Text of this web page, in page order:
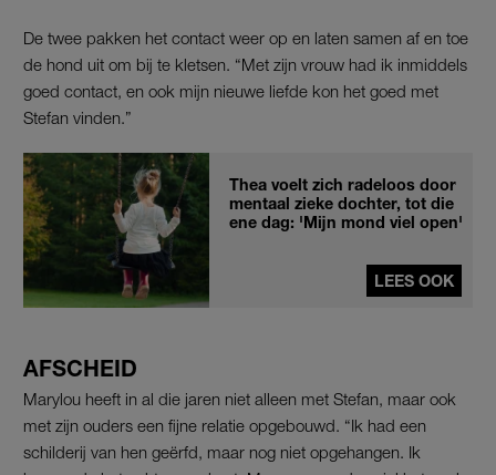
De twee pakken het contact weer op en laten samen af en toe
de hond uit om bij te kletsen. “Met zijn vrouw had ik inmiddels
goed contact, en ook mijn nieuwe liefde kon het goed met
Stefan vinden.”
Thea voelt zich radeloos door
mentaal zieke dochter, tot die
ene dag: 'Mijn mond viel open'
LEES OOK
AFSCHEID
Marylou heeft in al die jaren niet alleen met Stefan, maar ook
met zijn ouders een fijne relatie opgebouwd. “Ik had een
schilderij van hen geërfd, maar nog niet opgehangen. Ik